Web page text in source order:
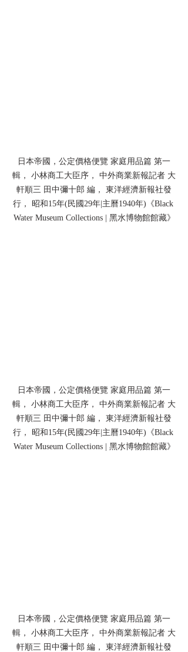
日本帝國，公定價格便覽 家庭用品篇 第一
輯， 小林商工大臣序， 中外商業新報記者 大
軒順三 田中彌十郎 編， 東洋經濟新報社發
行， 昭和15年(民國29年|主曆1940年)《Black
Water Museum Collections | 黑水博物館館藏》
日本帝國，公定價格便覽 家庭用品篇 第一
輯， 小林商工大臣序， 中外商業新報記者 大
軒順三 田中彌十郎 編， 東洋經濟新報社發
行， 昭和15年(民國29年|主曆1940年)《Black
Water Museum Collections | 黑水博物館館藏》
日本帝國，公定價格便覽 家庭用品篇 第一
輯， 小林商工大臣序， 中外商業新報記者 大
軒順三 田中彌十郎 編， 東洋經濟新報社發